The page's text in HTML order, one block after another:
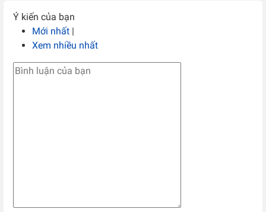
Ý kiến của bạn
Mới nhất |
Xem nhiều nhất